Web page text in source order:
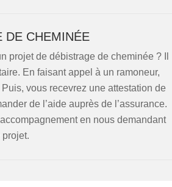
DE CHEMINÉE
projet de débistrage de cheminée ? Il
En faisant appel à un ramoneur,
vous recevrez une attestation de
de l’aide auprès de l’assurance.
en nous demandant